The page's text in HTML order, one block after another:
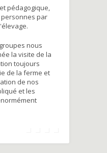
pédagogique,
personnes par
nous
la visite de la
toujours
de la ferme et
de nos
et les